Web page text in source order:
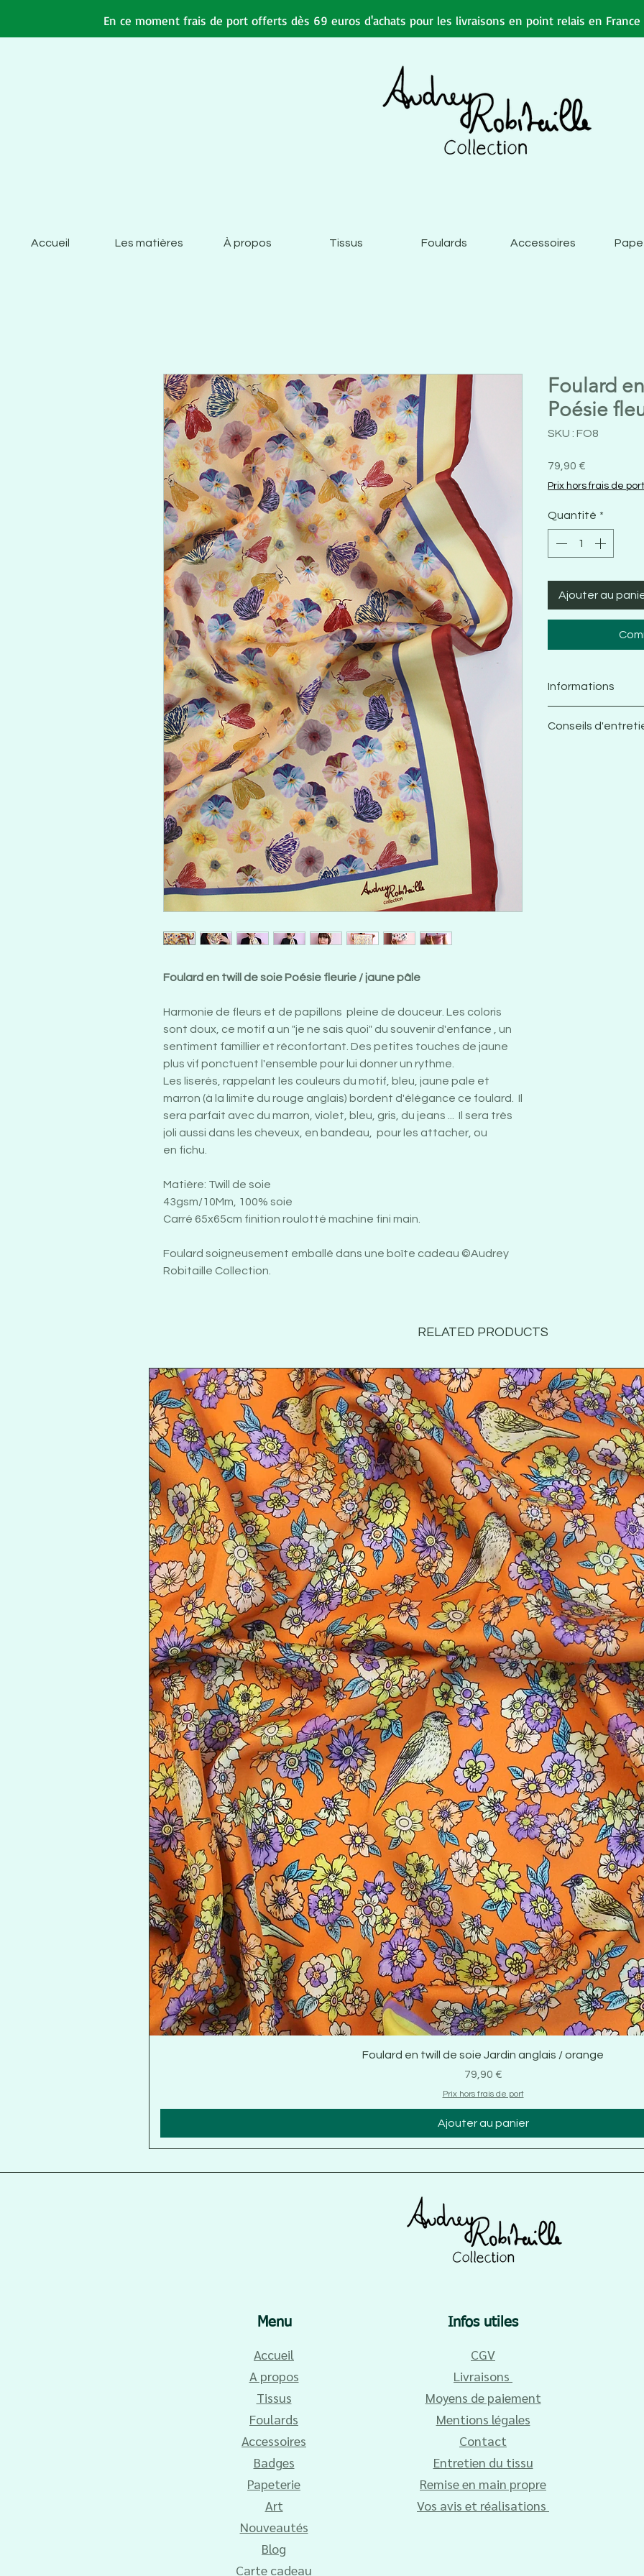
En ce moment frais de port offerts dès 69 euros d'achats pour les livraisons en point relais en
Accueil Les matières À propos Tissus Foulards Accessoires
Foulard en twill de soie Poésie fleurie / jaune pâle
Harmonie de fleurs et de papillons pleine de douceur. Les coloris
sont doux, ce motif a un "je ne sais quoi" du souvenir d'enfance , un
sentiment famillier et réconfortant. Des petites touches de jaune
plus vif ponctuent l'ensemble pour lui donner un rythme.
Les liserés, rappelant les couleurs du motif, bleu, jaune pale et
marron (à la limite du rouge anglais) bordent d'élégance ce foulard. Il
sera parfait avec du marron, violet, bleu, gris, du jeans ... Il sera très
joli aussi dans les cheveux, en bandeau, pour les attacher, ou
en fichu.
Matière: Twill de soie
43gsm/10Mm, 100% soie
Carré 65x65cm finition roulotté machine fini main.
Foulard soigneusement emballé dans une boîte cadeau ©Audrey
Robitaille Collection.
Foulard
Poésie
SKU : FO8
79,90 €
Prix hors frais de port
Quantité *
Ajouter au
Informations
43gsm/10Mm
Conseils
RELATED PRODUCTS
Foulard en twill de soie Jardin anglais / orange
Prix
79,90 €
Prix hors frais de port
Ajouter au panier
Accueil
A propos
Tissus
Foulards
Accessoires
Badges
Papeterie
Art
Nouveautés
Blog
Carte cadeau
CGV
Livraisons
Moyens de paiement
Mentions légales
Contact
Entretien du tissu
Remise en main propre
Vos avis et réalisations
Infos utiles
Menu